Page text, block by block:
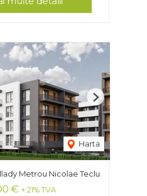
Harta
Next
Metrou Nicolae Teclu
€ + 21% TVA